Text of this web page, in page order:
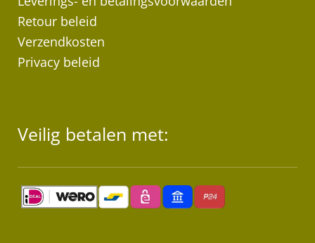
Retour beleid
Verzendkosten
Privacy beleid
Veilig betalen met: